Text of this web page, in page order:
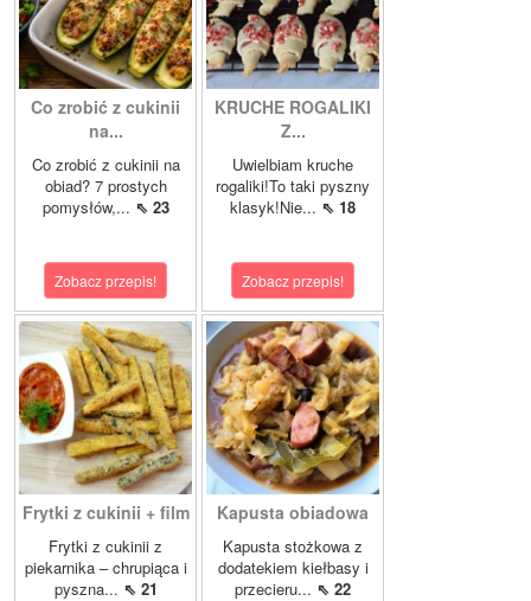
Co zrobić z cukinii
na...
Co zrobić z cukinii na
obiad? 7 prostych
pomysłów,... ⇖ 23
Zobacz przepis!
KRUCHE ROGALIKI
Z...
Uwielbiam kruche
rogaliki!To taki pyszny
klasyk!Nie... ⇖ 18
Zobacz przepis!
Frytki z cukinii + film
Frytki z cukinii z
piekarnika – chrupiąca i
pyszna... ⇖ 21
Kapusta obiadowa
Kapusta stożkowa z
dodatekiem kiełbasy i
przecieru... ⇖ 22